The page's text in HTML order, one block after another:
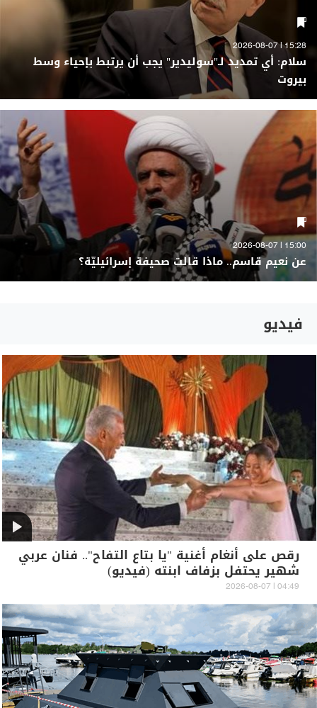
15:28 | 2026-08-07
سلام: أي تمديد لـ"سوليدير" يجب أن يرتبط بإحياء وسط
بيروت
15:00 | 2026-08-07
عن نعيم قاسم.. ماذا قالت صحيفة إسرائيليّة؟
فيديو
رقص على أنغام أغنية "يا بتاع التفاح".. فنان عربي
شهير يحتفل بزفاف ابنته (فيديو)
04:49 | 2026-08-07